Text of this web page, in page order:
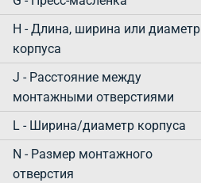
H - Длина, ширина или диаметр
корпуса
J - Расстояние между
монтажными отверстиями
L - Ширина/диаметр корпуса
N - Размер монтажного
отверстия